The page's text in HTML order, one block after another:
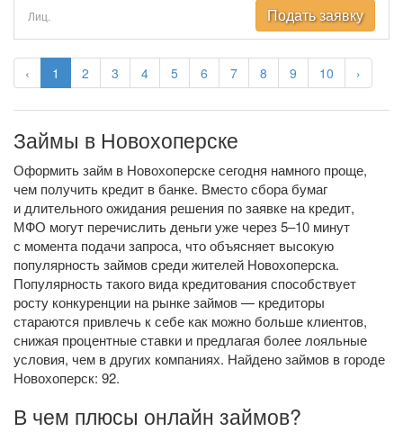
‹ 1 2 3 4 5 6 7 8 9 10 ›
Лиц. Подать заявку
Займы в Новохоперске
Оформить займ в Новохоперске сегодня намного проще,
чем получить кредит в банке. Вместо сбора бумаг
и длительного ожидания решения по заявке на кредит,
МФО могут перечислить деньги уже через 5–10 минут
с момента подачи запроса, что объясняет высокую
популярность займов среди жителей Новохоперска.
Популярность такого вида кредитования способствует
росту конкуренции на рынке займов — кредиторы
стараются привлечь к себе как можно больше клиентов,
снижая процентные ставки и предлагая более лояльные
условия, чем в других компаниях. Найдено займов в городе
Новохоперск: 92.
В чем плюсы онлайн займов?